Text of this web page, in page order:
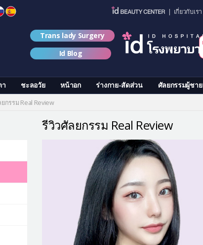
| เกี่ยวกับเรา
า ชะลอวัย หน้าอก ร่างกาย-สัดส่วน ศัลยกรรมผู้ชาย
Trans lady Surgery
Id Blog
กรรม Real Review
รีวิวศัลยกรรม Real Review